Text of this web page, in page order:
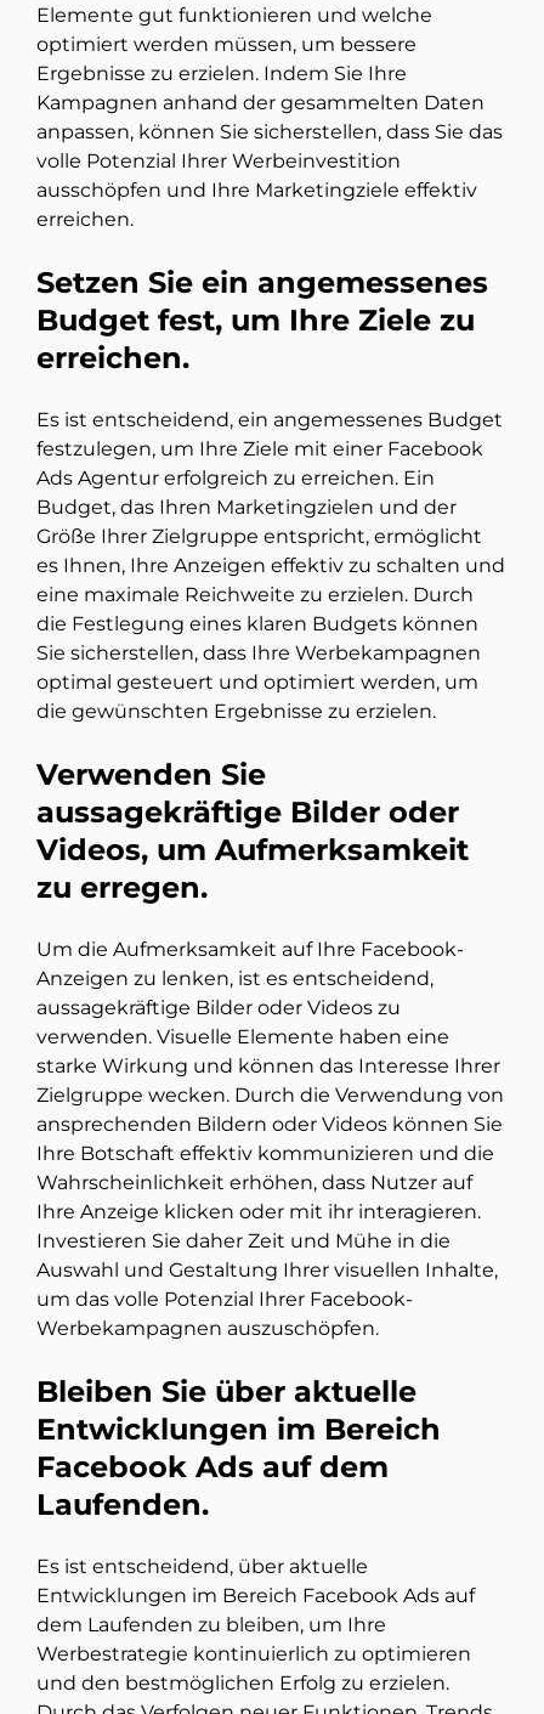
Elemente gut funktionieren und welche
optimiert werden müssen, um bessere
Ergebnisse zu erzielen. Indem Sie Ihre
Kampagnen anhand der gesammelten Daten
anpassen, können Sie sicherstellen, dass Sie das
volle Potenzial Ihrer Werbeinvestition
ausschöpfen und Ihre Marketingziele effektiv
erreichen.
Setzen Sie ein angemessenes
Budget fest, um Ihre Ziele zu
erreichen.
Es ist entscheidend, ein angemessenes Budget
festzulegen, um Ihre Ziele mit einer Facebook
Ads Agentur erfolgreich zu erreichen. Ein
Budget, das Ihren Marketingzielen und der
Größe Ihrer Zielgruppe entspricht, ermöglicht
es Ihnen, Ihre Anzeigen effektiv zu schalten und
eine maximale Reichweite zu erzielen. Durch
die Festlegung eines klaren Budgets können
Sie sicherstellen, dass Ihre Werbekampagnen
optimal gesteuert und optimiert werden, um
die gewünschten Ergebnisse zu erzielen.
Verwenden Sie
aussagekräftige Bilder oder
Videos, um Aufmerksamkeit
zu erregen.
Um die Aufmerksamkeit auf Ihre Facebook-
Anzeigen zu lenken, ist es entscheidend,
aussagekräftige Bilder oder Videos zu
verwenden. Visuelle Elemente haben eine
starke Wirkung und können das Interesse Ihrer
Zielgruppe wecken. Durch die Verwendung von
ansprechenden Bildern oder Videos können Sie
Ihre Botschaft effektiv kommunizieren und die
Wahrscheinlichkeit erhöhen, dass Nutzer auf
Ihre Anzeige klicken oder mit ihr interagieren.
Investieren Sie daher Zeit und Mühe in die
Auswahl und Gestaltung Ihrer visuellen Inhalte,
um das volle Potenzial Ihrer Facebook-
Werbekampagnen auszuschöpfen.
Bleiben Sie über aktuelle
Entwicklungen im Bereich
Facebook Ads auf dem
Laufenden.
Es ist entscheidend, über aktuelle
Entwicklungen im Bereich Facebook Ads auf
dem Laufenden zu bleiben, um Ihre
Werbestrategie kontinuierlich zu optimieren
und den bestmöglichen Erfolg zu erzielen.